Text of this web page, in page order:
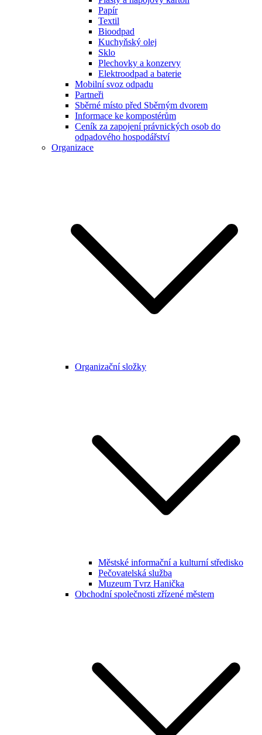
Papír
Textil
Bioodpad
Kuchyňský olej
Sklo
Plechovky a konzervy
Elektroodpad a baterie
Mobilní svoz odpadu
Partneři
Sběrné místo před Sběrným dvorem
Informace ke kompostérům
Ceník za zapojení právnických osob do
odpadového hospodářství
Organizace
Organizační složky
Městské informační a kulturní středisko
Pečovatelská služba
Muzeum Tvrz Hanička
Obchodní společnosti zřízené městem